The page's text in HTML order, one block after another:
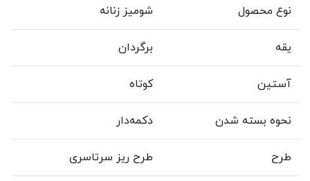
نوع محصول شومیز زنانه
یقه برگردان
آستین کوتاه
نحوه بسته شدن دکمه‌دار
طرح طرح ریز سرتاسری